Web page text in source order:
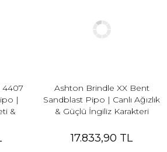
4407
|
&
Ashton Brindle XX Bent
Sandblast Pipo | Canlı Ağızlık
& Güçlü İngiliz Karakteri
17.833,90 TL